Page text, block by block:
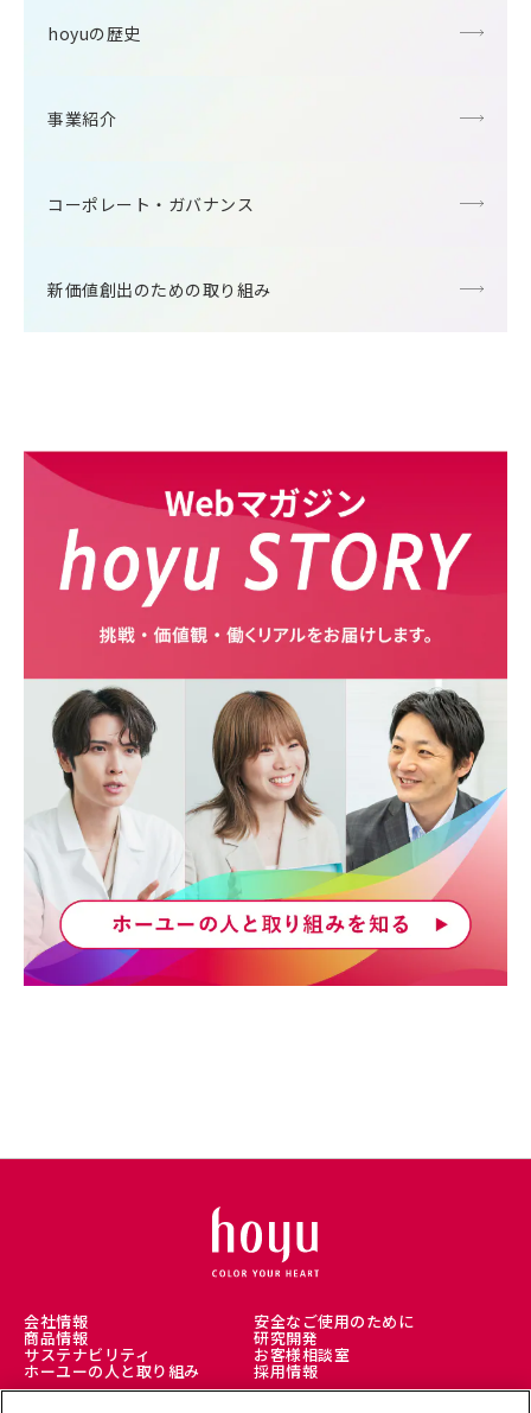
hoyuの歴史
事業紹介
コーポレート・ガバナンス
新価値創出のための取り組み
会社情報 安全なご使用のために
商品情報 研究開発
サステナビリティ お客様相談室
ホーユーの人と取り組み 採用情報